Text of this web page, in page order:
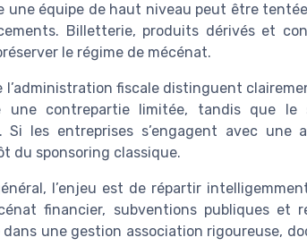
une équipe de haut niveau peut être
Billetterie, produits dérivés et
le régime de mécénat.
l’administration fiscale distinguent
une contrepartie limitée, tandis que le
Si les entreprises s’engagent avec
du sponsoring classique.
l’enjeu est de répartir
financier, subventions publiques et
dans une gestion association rigoureuse,